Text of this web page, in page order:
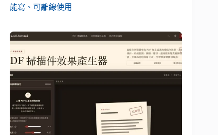
能寫、可離線使用